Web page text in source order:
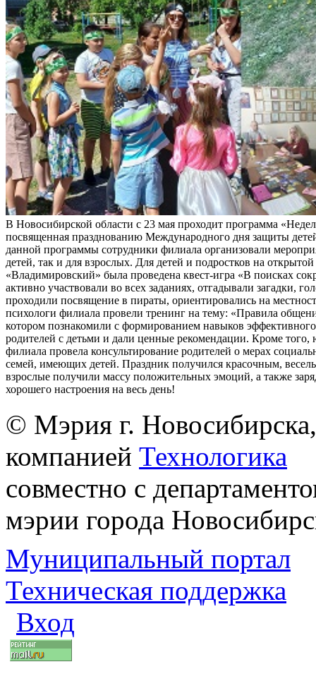
В Новосибирской области с 23 мая проходит программа
посвященная празднованию Международного дня защиты
данной программы сотрудники филиала организовали
детей, так и для взрослых. Для детей и подростков на
«Владимировский» была проведена квест-игра «В поисках
активно участвовали во всех заданиях, отгадывали загадки,
проходили посвящение в пираты, ориентировались на
психологи филиала провели тренинг на тему: «Правила
котором познакомили с формированием навыков
родителей с детьми и дали ценные рекомендации. Кроме того,
филиала провела консультирование родителей о мерах
семей, имеющих детей. Праздник получился красочным,
взрослые получили массу положительных эмоций, а также
хорошего настроения на весь день!
© Мэрия г.
компанией Технологика
совместно с
мэрии города
Муниципальный портал
Техническая поддержка
Вход